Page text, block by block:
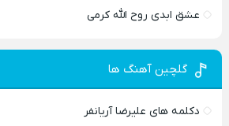
عشق ابدی روح الله کرمی
گلچین آهنگ ها
دکلمه های علیرضا آریانفر